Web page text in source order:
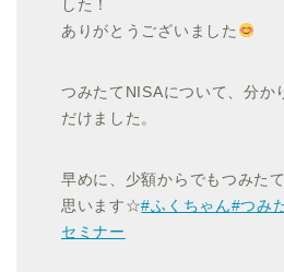
した！
ありがとうございました
つみたてNISAについて、分か
だけました。
早めに、少額からでもつみた
思います☆#ふくちゃん#つみ
セミナー